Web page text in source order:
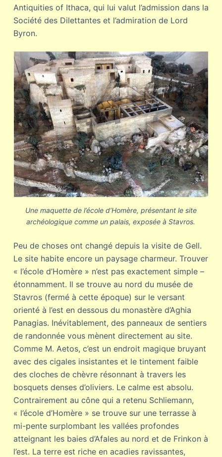
Antiquities of Ithaca, qui lui valut l’admission dans la
Société des Dilettantes et l’admiration de Lord
Byron.
Une maquette de l’école d’Homère, présentant le site
archéologique comme un palais, exposée à Stavros.
Peu de choses ont changé depuis la visite de Gell.
Le site habite encore un paysage charmeur. Trouver
« l’école d’Homère » n’est pas exactement simple –
étonnamment. Il se trouve au nord du musée de
Stavros (fermé à cette époque) sur le versant
orienté à l’est en dessous du monastère d’Aghia
Panagias. Inévitablement, des panneaux de sentiers
de randonnée vous mènent directement au site.
Comme M. Aetos, c’est un endroit magique bruyant
avec des cigales insistantes et le tintement faible
des cloches de chèvre résonnant à travers les
bosquets denses d’oliviers. Le calme est absolu.
Contrairement au cône qui a retenu Schliemann,
« l’école d’Homère » se trouve sur une terrasse à
mi-pente surplombant les vallées profondes
atteignant les baies d’Afales au nord et de Frinkon à
l’est. La terre est riche en acadies ravissantes,